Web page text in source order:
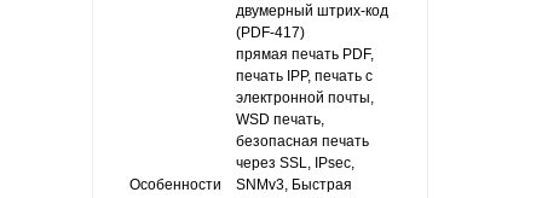
двумерный штрих-код
(PDF-417)
Особенности
прямая печать PDF,
печать IPP, печать с
электронной почты,
WSD печать,
безопасная печать
через SSL, IPsec,
SNMv3, Быстрая